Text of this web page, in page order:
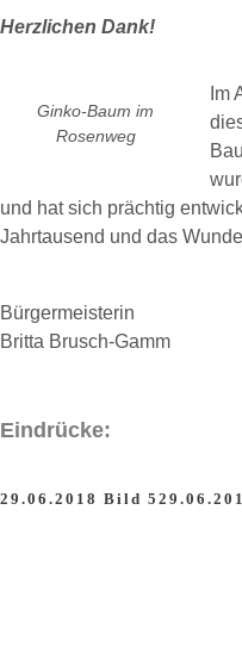
Herzlichen Dank!
Ginko-Baum im
Rosenweg
Im
und hat sich prächtig
Jahrtausend und das
Bürgermeisterin
Britta Brusch-Gamm
Eindrücke:
29.06.2018 Bild 5